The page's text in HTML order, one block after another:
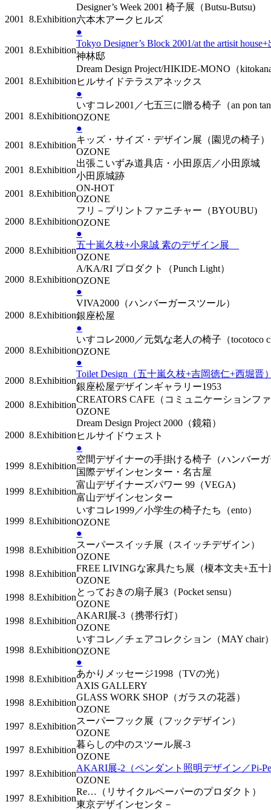
2001 8.Exhibition
Designer’s Week 2001 椅子展（Butsu-Butsu)
六本木アークヒルズ
●
2001
8.Exhibition
Tokyo Designer’s Block 2001/at the artisit
神林邸
2001 8.Exhibition
Dream Design Project/HIKIDE-MONO（
ヒルサイドテラスアネックス
●
2001 8.Exhibition
いすコレ2001／七五三に贈る椅子（an pon
OZONE
●
2001
8.Exhibition
キッズ・サイズ・デザイン展（園児の椅
OZONE
2001
8.Exhibition
出張こいずみ道具店・小田原店／小田原城
小田原城跡
2001
8.Exhibition
ON-HOT
OZONE
2000 8.Exhibition
フリ－プリントファニチャー（BYOUBU)
OZONE
●
2000 8.Exhibition
五十嵐久枝+小泉誠 素のデザイン展
OZONE
2000 8.Exhibition
A/KA/RI プロダクト（Punch Light）
OZONE
●
2000 8.Exhibition
VIVA2000（ハンバーガースツール）
銀座松屋
●
2000 8.Exhibition
いすコレ2000／元気な老人の椅子（
OZONE
●
2000 8.Exhibition
Toilet Design（五十嵐久枝+吉岡徳仁+西堀
銀座松屋デザインギャラリー1953
2000 8.Exhibition
CREATORS CAFE（コミュニケーション
OZONE
2000 8.Exhibition
Dream Design Project 2000（鏡箱）
ヒルサイドウェスト
●
1999 8.Exhibition
空間デザイナーの手掛ける椅子（ハンバー
国際デザインセンター・名古屋
1999 8.Exhibition
富山デザイナーズパワー 99（VEGA)
富山デザインセンター
1999 8.Exhibition
いすコレ1999／小学生の椅子たち（ento）
OZONE
●
1998 8.Exhibition
スーパースイッチ展（スイッチデザイン）
OZONE
1998 8.Exhibition
FREE LIVINGな家具たち展（榎本文夫+五
OZONE
1998 8.Exhibition
とっておきの扇子展3（Pocket sensu）
OZONE
1998 8.Exhibition
AKARI展-3（携帯行灯）
OZONE
1998 8.Exhibition
いすコレ／チェアコレクション（MAY
OZONE
●
1998 8.Exhibition
あかりメッセージ1998（TVの光）
AXIS GALLERY
1998 8.Exhibition
GLASS WORK SHOP（ガラスの花器）
OZONE
1997 8.Exhibition
スーパーフック展（フックデザイン）
OZONE
1997 8.Exhibition
暮らしの中のスツール展-3
OZONE
1997 8.Exhibition
AKARI展-2（ペンダント照明デザイン／Pi-
OZONE
1997 8.Exhibition
Re…（リサイクルペーパーのプロダクト）
東京デザインセンタ－